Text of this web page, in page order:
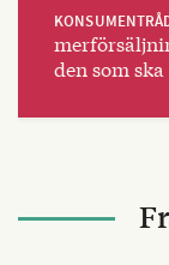
den som